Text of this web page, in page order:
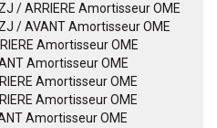
/ ARRIERE Amortisseur OME
ZJ / AVANT Amortisseur OME
Amortisseur OME
Amortisseur OME
Amortisseur OME
Amortisseur OME
Amortisseur OME